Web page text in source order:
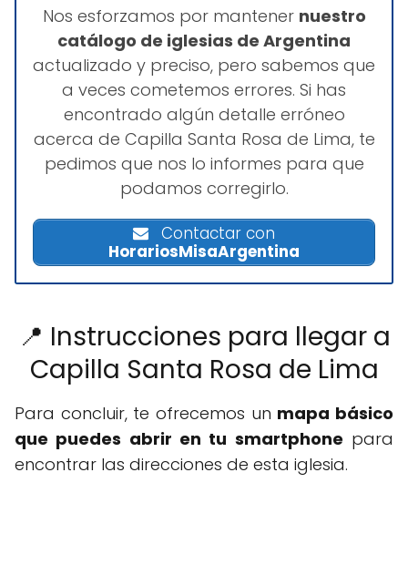
Nos esforzamos por mantener nuestro
catálogo de iglesias de Argentina
actualizado y preciso, pero sabemos que
a veces cometemos errores. Si has
encontrado algún detalle erróneo
acerca de Capilla Santa Rosa de Lima, te
pedimos que nos lo informes para que
podamos corregirlo.
Contactar con
HorariosMisaArgentina
📍 Instrucciones para llegar a
Capilla Santa Rosa de Lima
Para concluir, te ofrecemos un mapa básico
que puedes abrir en tu smartphone para
encontrar las direcciones de esta iglesia.